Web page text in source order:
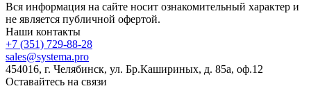
Вся информация на сайте носит ознакомительный характер и
не является публичной офертой.
Наши контакты
+7 (351) 729-88-28
sales@systema.pro
454016, г. Челябинск, ул. Бр.Кашириных, д. 85а, оф.12
Оставайтесь на связи